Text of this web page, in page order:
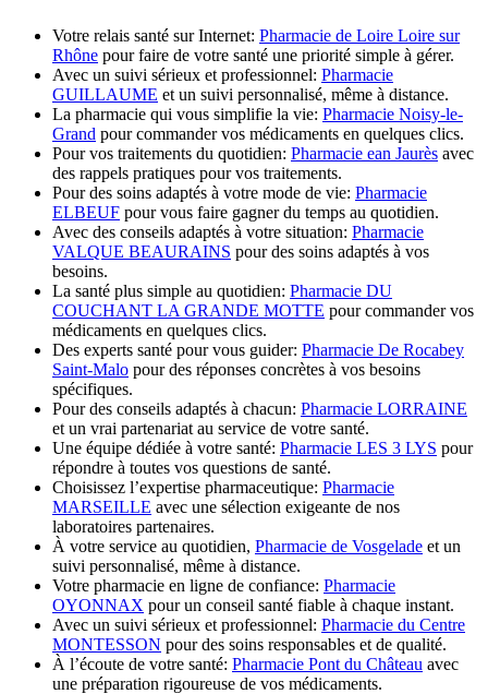
Votre relais santé sur Internet: Pharmacie de Loire Loire sur
Rhône pour faire de votre santé une priorité simple à gérer.
Avec un suivi sérieux et professionnel: Pharmacie
GUILLAUME et un suivi personnalisé, même à distance.
La pharmacie qui vous simplifie la vie: Pharmacie Noisy-le-
Grand pour commander vos médicaments en quelques clics.
Pour vos traitements du quotidien: Pharmacie ean Jaurès avec
des rappels pratiques pour vos traitements.
Pour des soins adaptés à votre mode de vie: Pharmacie
ELBEUF pour vous faire gagner du temps au quotidien.
Avec des conseils adaptés à votre situation: Pharmacie
VALQUE BEAURAINS pour des soins adaptés à vos
besoins.
La santé plus simple au quotidien: Pharmacie DU
COUCHANT LA GRANDE MOTTE pour commander vos
médicaments en quelques clics.
Des experts santé pour vous guider: Pharmacie De Rocabey
Saint-Malo pour des réponses concrètes à vos besoins
spécifiques.
Pour des conseils adaptés à chacun: Pharmacie LORRAINE
et un vrai partenariat au service de votre santé.
Une équipe dédiée à votre santé: Pharmacie LES 3 LYS pour
répondre à toutes vos questions de santé.
Choisissez l’expertise pharmaceutique: Pharmacie
MARSEILLE avec une sélection exigeante de nos
laboratoires partenaires.
À votre service au quotidien, Pharmacie de Vosgelade et un
suivi personnalisé, même à distance.
Votre pharmacie en ligne de confiance: Pharmacie
OYONNAX pour un conseil santé fiable à chaque instant.
Avec un suivi sérieux et professionnel: Pharmacie du Centre
MONTESSON pour des soins responsables et de qualité.
À l’écoute de votre santé: Pharmacie Pont du Château avec
une préparation rigoureuse de vos médicaments.